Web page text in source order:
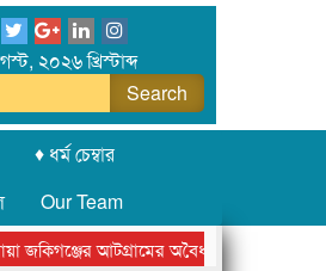
২০২৬ খ্রিস্টাব্দ
♦ ধর্ম চেম্বার
Our Team
আটগ্রামের অবৈধ ক্রাশার জোন চক্র